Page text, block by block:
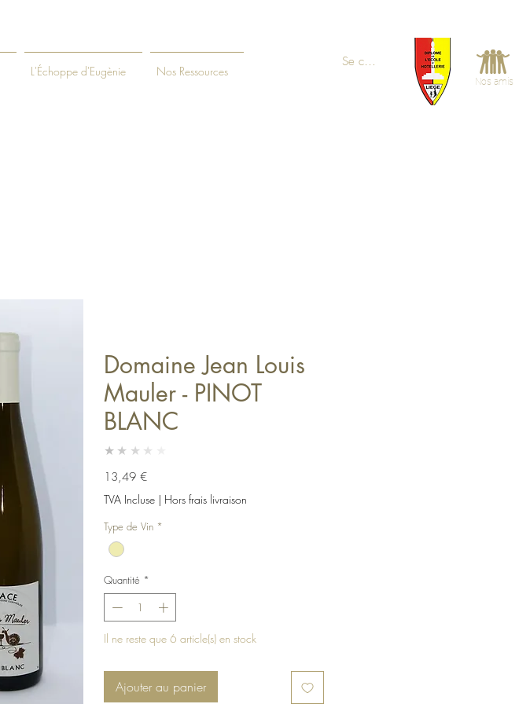
L'Échoppe d'Eugènie Nos Ressources
Se connecter
Nos amis
Domaine Jean Louis
Mauler - PINOT
BLANC
★★★★★
13,49 €Prix
TVA Incluse | Hors frais livraison
Type de Vin *
Quantité *
Il ne reste que 6 article(s) en stock
Ajouter au panier